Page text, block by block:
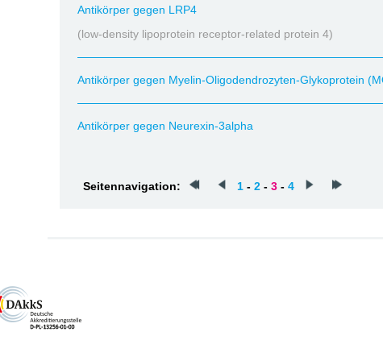
Antikörper gegen LRP4
(low-density lipoprotein receptor-related protein 4)
Antikörper gegen Myelin-Oligodendrozyten-Glykoprotein
Antikörper gegen Neurexin-3alpha
Seitennavigation: 1 - 2 - 3 - 4